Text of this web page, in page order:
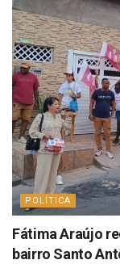
POLÍTICA
Fátima Araújo
bairro Santo